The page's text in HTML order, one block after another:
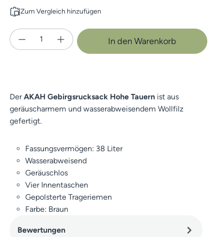
Zum Vergleich hinzufügen
Produkt Anzahl: Gib den gewünschten
In den Warenkorb
DerAKAH Gebirgsrucksack Hohe Tauern ist aus
geräuscharmem und wasserabweisendem Wollfilz
gefertigt.
Fassungsvermögen: 38 Liter
Wasserabweisend
Geräuschlos
Vier Innentaschen
Gepolsterte Trageriemen
Farbe: Braun
Bewertungen